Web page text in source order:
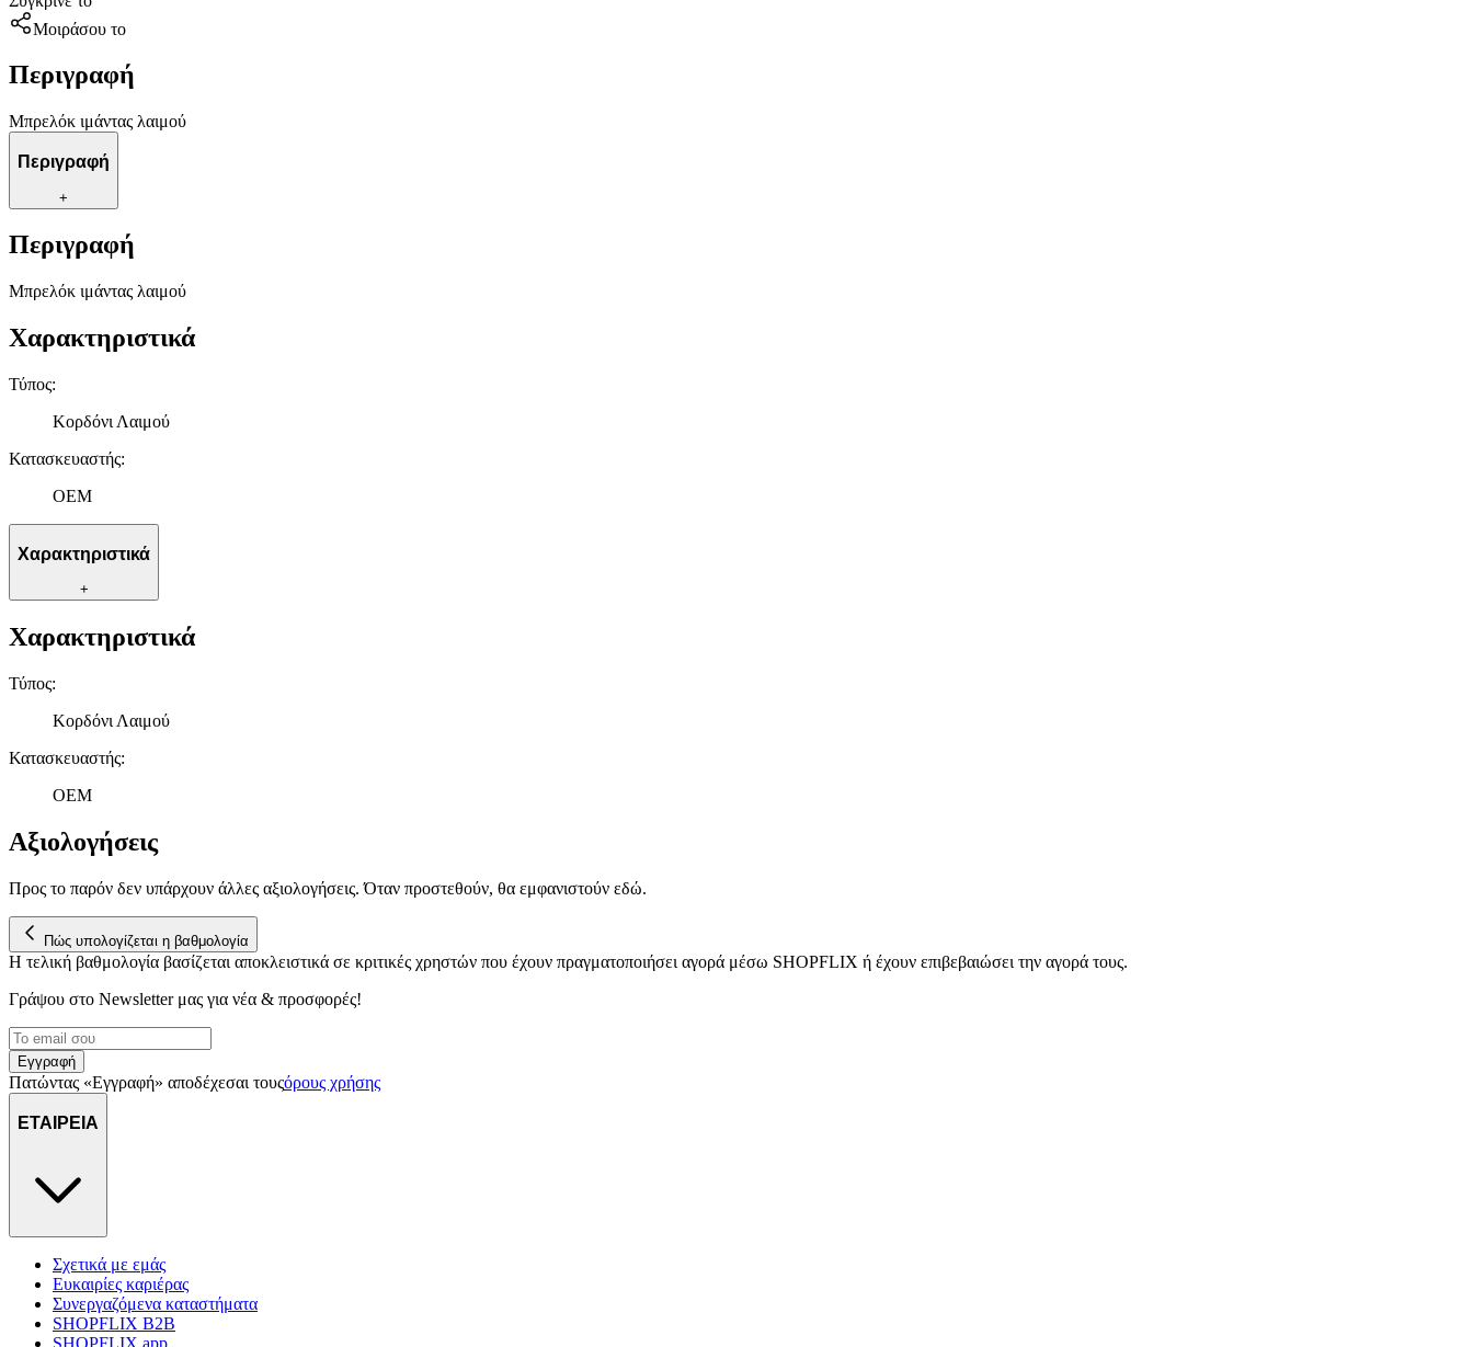
Μοιράσου το
Περιγραφή
Μπρελόκ ιμάντας λαιμού
Περιγραφή
+
Περιγραφή
Μπρελόκ ιμάντας λαιμού
Χαρακτηριστικά
Τύπος:
Κορδόνι Λαιμού
Κατασκευαστής:
OEM
Χαρακτηριστικά
+
Χαρακτηριστικά
Τύπος:
Κορδόνι Λαιμού
Κατασκευαστής:
OEM
Αξιολογήσεις
Προς το παρόν δεν υπάρχουν άλλες αξιολογήσεις. Όταν προστεθούν, θα εμφανιστούν εδώ.
Πώς υπολογίζεται η βαθμολογία
Η τελική βαθμολογία βασίζεται αποκλειστικά σε κριτικές χρηστών που έχουν πραγματοποιήσει αγορά μέσω SHOPFLIX ή έχουν επιβεβαιώσει την αγορά τους.
Γράψου στο Νewsletter μας για νέα & προσφορές!
Εγγραφή
Πατώντας «Εγγραφή» αποδέχεσαι τουςόρους χρήσης
ΕΤΑΙΡΕΙΑ
Σχετικά με εμάς
Ευκαιρίες καριέρας
Συνεργαζόμενα καταστήματα
SHOPFLIX B2B